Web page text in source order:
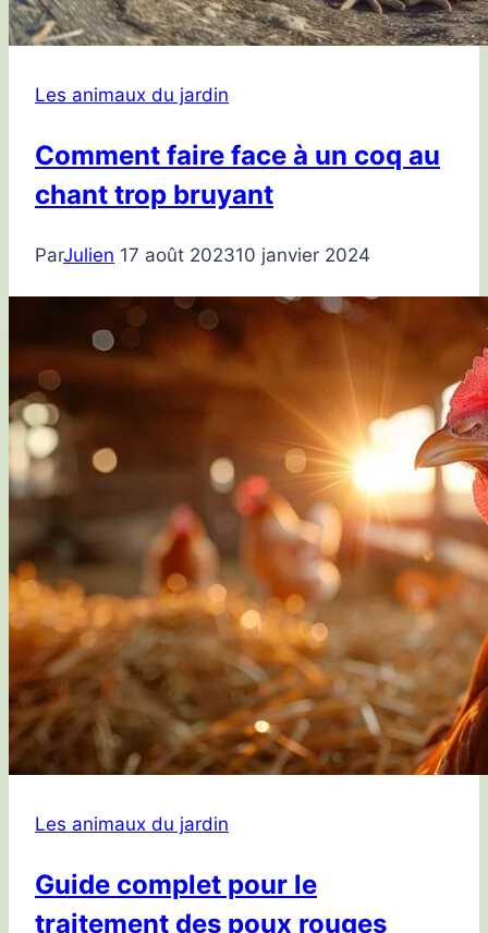
Les animaux du jardin
Comment faire face à un coq au
chant trop bruyant
ParJulien 17 août 202310 janvier 2024
Les animaux du jardin
Guide complet pour le
traitement des poux rouges